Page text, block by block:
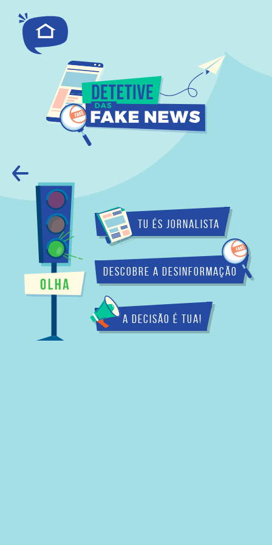
Tu és Jornalista
Descobre a desinformação
A decisão é tua!